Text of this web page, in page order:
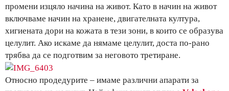
промени изцяло начина на живот. Като в начин на живот
включваме начин на хранене, двигателната култура,
хигиената дори на кожата в тези зони, в които се образува
целулит. Ако искаме да нямаме целулит, доста по-рано
трябва да се подготвим за неговото третиране.
Относно продедурите – имаме различни апарати за